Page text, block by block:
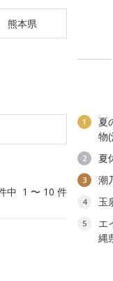
熊本県
中 1 〜 10 件
1
夏
物
2 夏
3 潮
4 玉
5
エ
縄